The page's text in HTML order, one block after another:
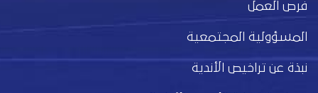
فرص العمل
المسؤولية المجتمعية
نبذة عن تراخيص الأندية